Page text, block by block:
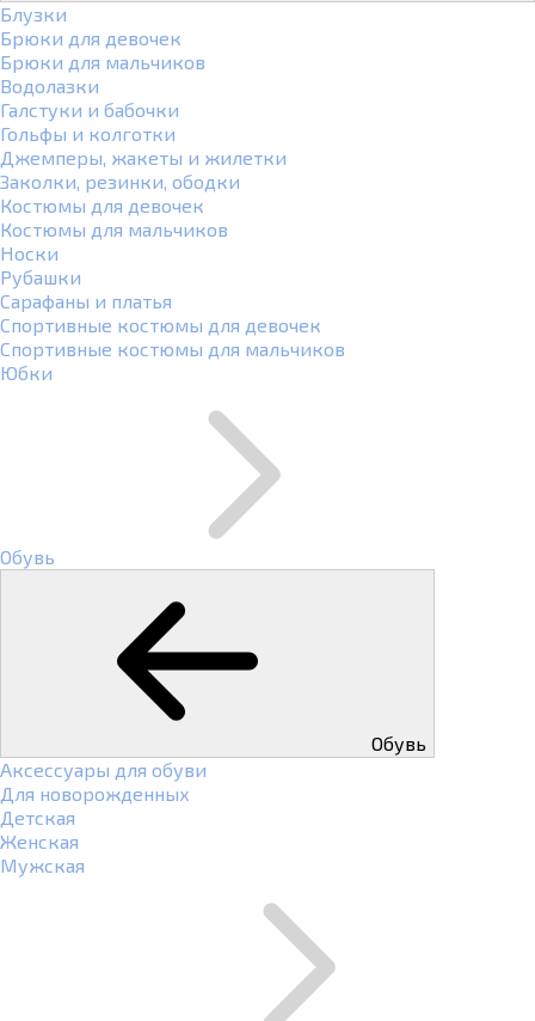
Блузки
Брюки для девочек
Брюки для мальчиков
Водолазки
Галстуки и бабочки
Гольфы и колготки
Джемперы, жакеты и жилетки
Заколки, резинки, ободки
Костюмы для девочек
Костюмы для мальчиков
Носки
Рубашки
Сарафаны и платья
Спортивные костюмы для девочек
Спортивные костюмы для мальчиков
Юбки
Обувь
Обувь
Аксессуары для обуви
Для новорожденных
Детская
Женская
Мужская